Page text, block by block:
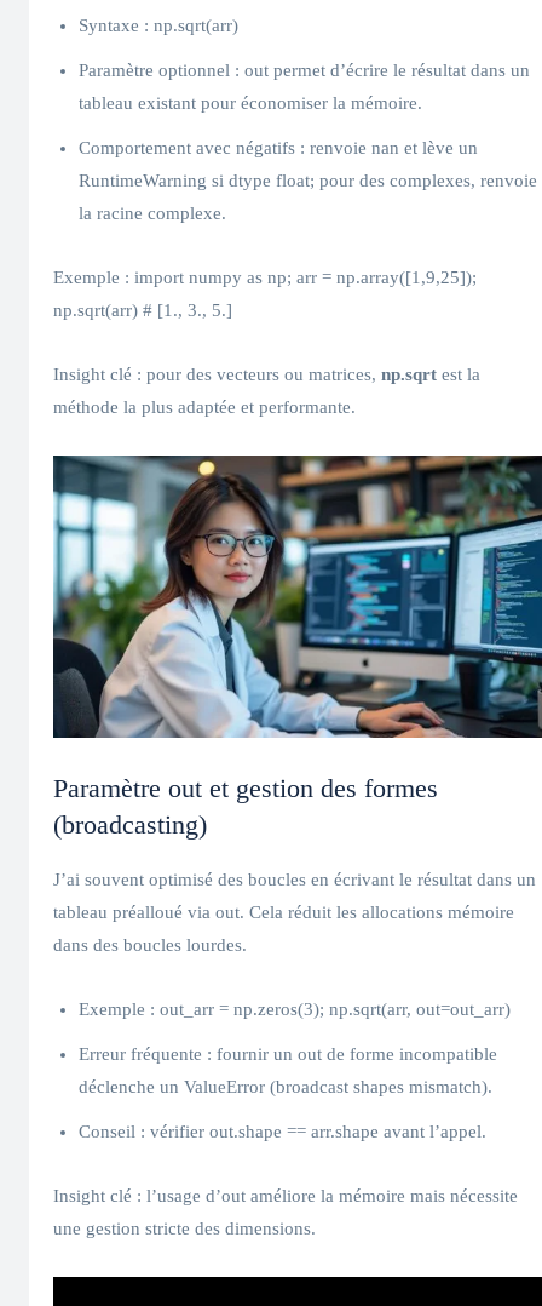
Syntaxe : np.sqrt(arr)
Paramètre optionnel : out permet d’écrire le résultat dans un
tableau existant pour économiser la mémoire.
Comportement avec négatifs : renvoie nan et lève un
RuntimeWarning si dtype float; pour des complexes, renvoie
la racine complexe.
Exemple : import numpy as np; arr = np.array([1,9,25]);
np.sqrt(arr) # [1., 3., 5.]
Insight clé : pour des vecteurs ou matrices, np.sqrt est la
méthode la plus adaptée et performante.
Paramètre out et gestion des formes
(broadcasting)
J’ai souvent optimisé des boucles en écrivant le résultat dans un
tableau préalloué via out. Cela réduit les allocations mémoire
dans des boucles lourdes.
Exemple : out_arr = np.zeros(3); np.sqrt(arr, out=out_arr)
Erreur fréquente : fournir un out de forme incompatible
déclenche un ValueError (broadcast shapes mismatch).
Conseil : vérifier out.shape == arr.shape avant l’appel.
Insight clé : l’usage d’out améliore la mémoire mais nécessite
une gestion stricte des dimensions.